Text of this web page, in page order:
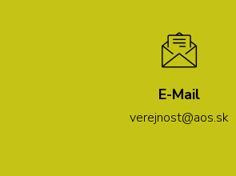
E-Mail
verejnost@aos.sk